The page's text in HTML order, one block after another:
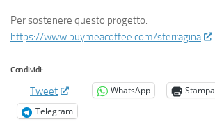
Per sostenere questo progetto:
https://www.buymeacoffee.com/sferragina
Condividi:
Tweet WhatsApp Stampa
Telegram